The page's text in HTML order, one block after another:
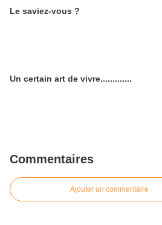
Le saviez-vous ?
Un certain art de vivre.............
Commentaires
Ajouter un commentaire